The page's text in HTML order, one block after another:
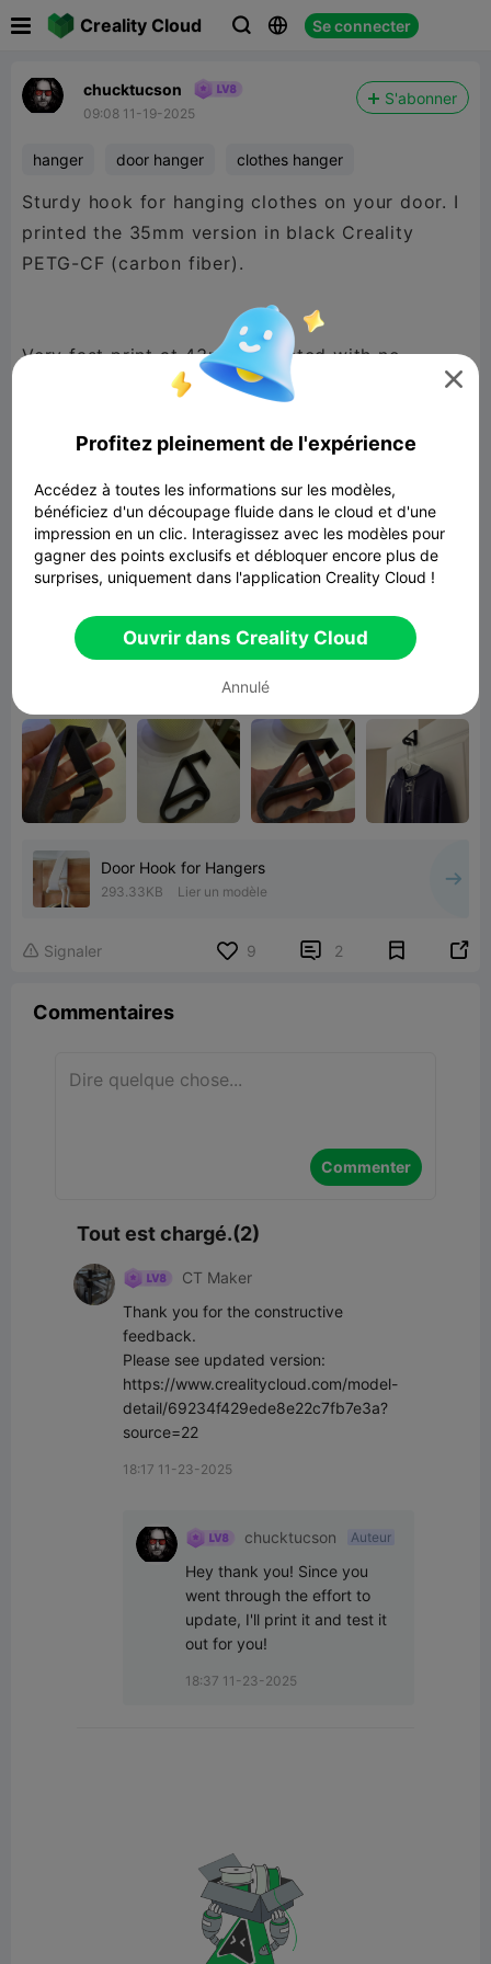
Creality Cloud   Se connecter
chucktucson
09:08 11-19-2025
S'abonner
hanger door hanger clothes hanger
Sturdy hook for hanging clothes on your door. I
printed the 35mm version in black Creality
PETG-CF (carbon fiber).
Very fast print at 43mins. Printed with no
supports and .28mm layer height. Very sturdy
It would improve the design greatly if the
middle support bracket was moved up more
towards the top so you don't have to rotate the
Good model. Thank you.
Door Hook for Hangers
293.33KB Lier un modèle
 Signaler 9  2 
Commentaires
Commenter
Tout est chargé.(2)
CT Maker
Thank you for the constructive
feedback.
Please see updated version:
https://www.crealitycloud.com/model-
detail/69234f429ede8e22c7fb7e3a?
source=22
18:17 11-23-2025
chucktucson Auteur
Hey thank you! Since you
went through the effort to
update, I'll print it and test it
out for you!
18:37 11-23-2025

Profitez pleinement de l'expérience
Accédez à toutes les informations sur les modèles,
bénéficiez d'un découpage fluide dans le cloud et d'une
impression en un clic. Interagissez avec les modèles pour
gagner des points exclusifs et débloquer encore plus de
surprises, uniquement dans l'application Creality Cloud !
Ouvrir dans Creality Cloud
Annulé